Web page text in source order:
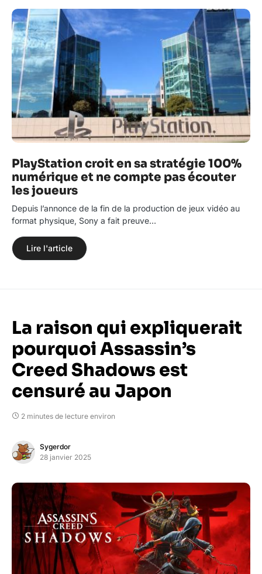
PlayStation croit en sa stratégie 100%
numérique et ne compte pas écouter
les joueurs
Depuis l’annonce de la fin de la production de jeux vidéo au
format physique, Sony a fait preuve…
Lire l'article
La raison qui expliquerait
pourquoi Assassin’s
Creed Shadows est
censuré au Japon
2 minutes de lecture environ
Sygerdor
28 janvier 2025